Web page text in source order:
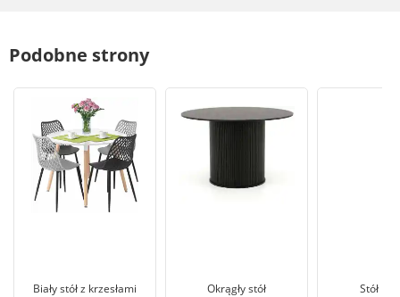
Podobne strony
Biały stół z krzesłami Okrągły stół Stół